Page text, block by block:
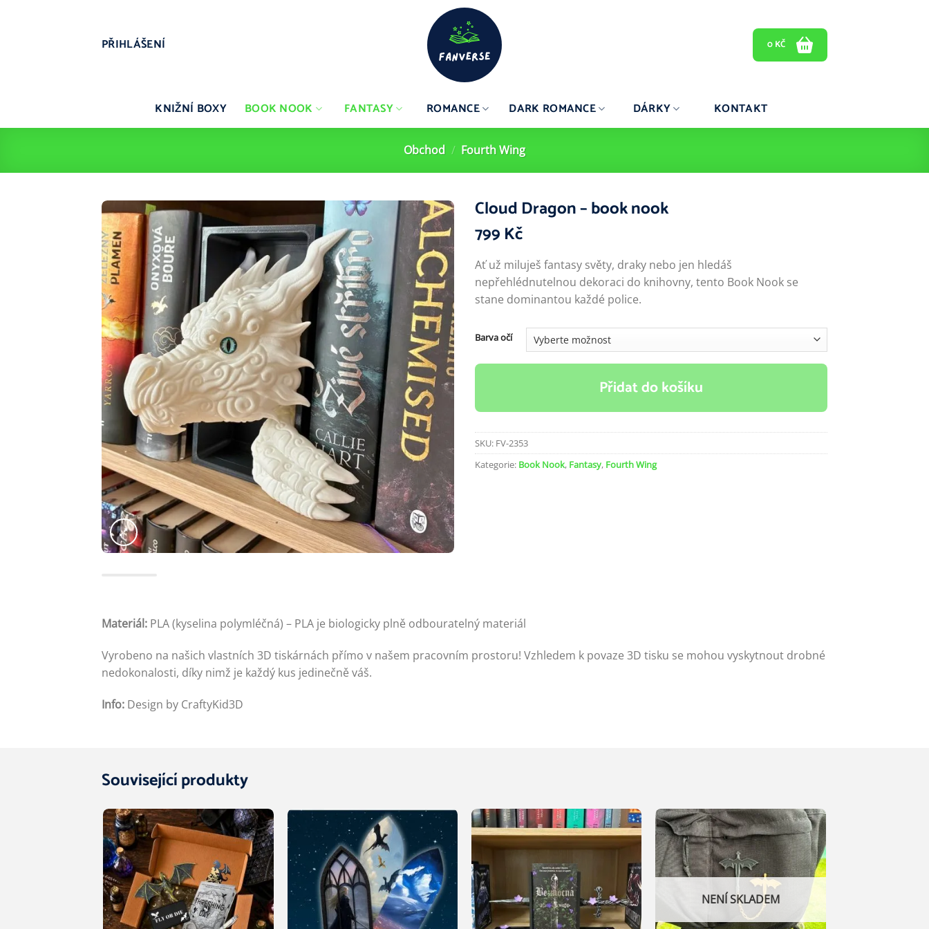
PŘIHLÁŠENÍ 0KČ
KNIŽNÍ BOXY BOOK NOOK FANTASY ROMANCE DARK ROMANCE DÁRKY KONTAKT
Obchod / Fourth Wing
Cloud Dragon – book nook
799 Kč
Ať už miluješ fantasy světy, draky nebo jen hledáš
nepřehlédnutelnou dekoraci do knihovny, tento Book Nook se
stane dominantou každé police.
Barva očí
Přidat do košíku
SKU: FV-2353
Kategorie: Book Nook, Fantasy, Fourth Wing
Materiál: PLA (kyselina polymléčná) – PLA je biologicky plně odbouratelný materiál
Vyrobeno na našich vlastních 3D tiskárnách přímo v našem pracovním prostoru! Vzhledem k povaze 3D tisku se mohou vyskytnout drobné
nedokonalosti, díky nimž je každý kus jedinečně váš.
Info: Design by CraftyKid3D
Související produkty
NENÍ SKLADEM